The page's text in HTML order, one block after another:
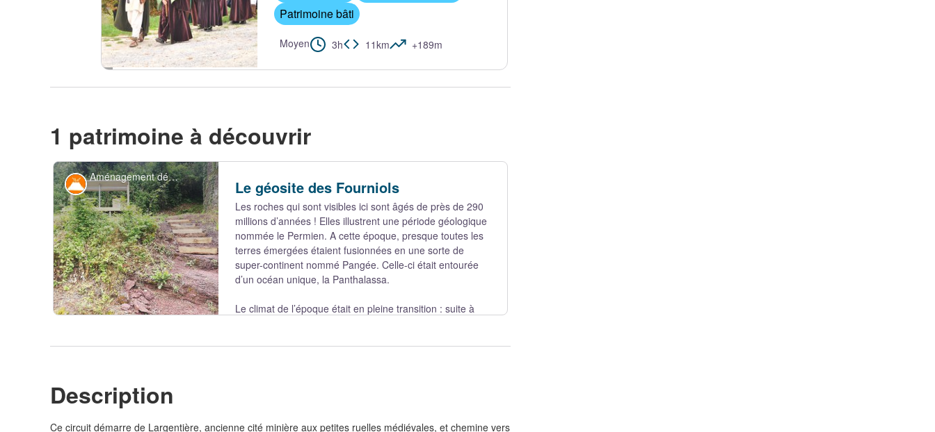
Patrimoine bâti
Moyen 3h 11km +189m
1 patrimoine à découvrir
Aménagement découverte du Géosite des Fourniols
Voir l'image en plein écran
Géologie Le géosite des Fourniols
Les roches qui sont visibles ici sont âgés de près de 290
millions d’années ! Elles illustrent une période géologique
nommée le Permien. A cette époque, presque toutes les
terres émergées étaient fusionnées en une sorte de
super-continent nommé Pangée. Celle-ci était entourée
d’un océan unique, la Panthalassa.
Le climat de l’époque était en pleine transition : suite à
étaient soumis à une érosion intense, et les particules sédimentaires allaient s’accumuler dans
les plaines d’inondation environnantes, au sein desquelles se trouvaient des rivières et des
lacs. Les roches visibles ici ont été déposées par ces rivières et ces lacs sur les continents, et
Description
Ce circuit démarre de Largentière, ancienne cité minière aux petites ruelles médiévales, et chemine vers